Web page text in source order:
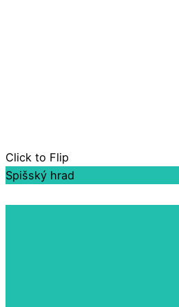
Click to Flip
Spišský hrad